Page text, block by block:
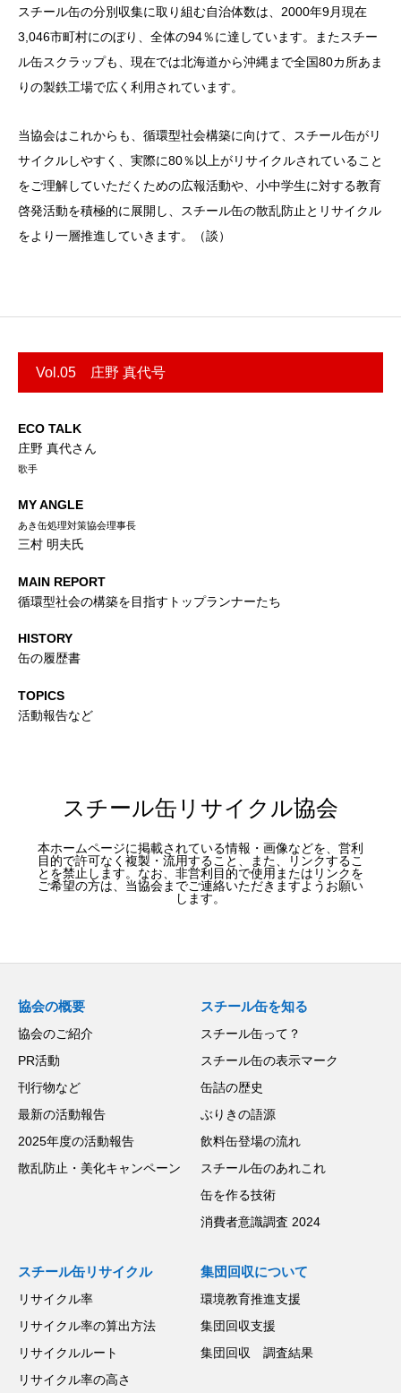
スチール缶の分別収集に取り組む自治体数は、2000年9月現在
3,046市町村にのぼり、全体の94％に達しています。またスチー
ル缶スクラップも、現在では北海道から沖縄まで全国80カ所あま
りの製鉄工場で広く利用されています。
当協会はこれからも、循環型社会構築に向けて、スチール缶がリ
サイクルしやすく、実際に80％以上がリサイクルされていること
をご理解していただくための広報活動や、小中学生に対する教育
啓発活動を積極的に展開し、スチール缶の散乱防止とリサイクル
をより一層推進していきます。（談）
Vol.05 庄野 真代号
ECO TALK
庄野 真代さん
歌手
MY ANGLE
あき缶処理対策協会理事長
三村 明夫氏
MAIN REPORT
循環型社会の構築を目指すトップランナーたち
HISTORY
缶の履歴書
TOPICS
活動報告など
スチール缶リサイクル協会
本ホームページに掲載されている情報・画像などを、営利
目的で許可なく複製・流用すること、また、リンクするこ
とを禁止します。なお、非営利目的で使用またはリンクを
ご希望の方は、当協会までご連絡いただきますようお願い
します。
協会の概要
協会のご紹介
PR活動
刊行物など
最新の活動報告
2025年度の活動報告
散乱防止・美化キャンペーン
スチール缶を知る
スチール缶って？
スチール缶の表示マーク
缶詰の歴史
ぶりきの語源
飲料缶登場の流れ
スチール缶のあれこれ
缶を作る技術
消費者意識調査 2024
スチール缶リサイクル
リサイクル率
リサイクル率の算出方法
リサイクルルート
リサイクル率の高さ
集団回収について
環境教育推進支援
集団回収支援
集団回収 調査結果